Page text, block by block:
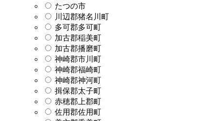
たつの市
川辺郡猪名川町
多可郡多可町
加古郡稲美町
加古郡播磨町
神崎郡市川町
神崎郡福崎町
神崎郡神河町
揖保郡太子町
赤穂郡上郡町
佐用郡佐用町